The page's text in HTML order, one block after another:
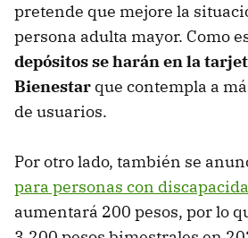
pretende que mejore la
persona adulta mayor. Como
depósitos se harán en la
Bienestar que contempla a
de usuarios.
Por otro lado, también se
para personas con
aumentará 200 pesos, por lo